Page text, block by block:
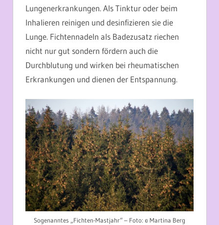
Lungenerkrankungen. Als Tinktur oder beim
Inhalieren reinigen und desinfizieren sie die
Lunge. Fichtennadeln als Badezusatz riechen
nicht nur gut sondern fördern auch die
Durchblutung und wirken bei rheumatischen
Erkrankungen und dienen der Entspannung.
Sogenanntes „Fichten-Mastjahr“ – Foto: © Martina Berg